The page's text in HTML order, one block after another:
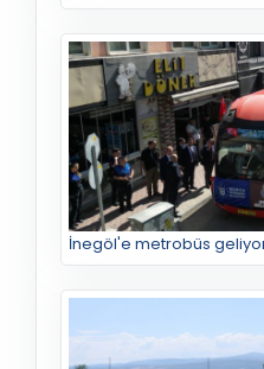
İnegöl'e metrobüs